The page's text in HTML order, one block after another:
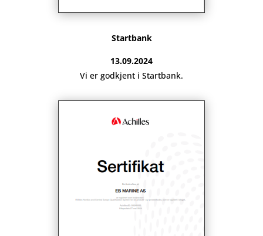
Startbank
13.09.2024
Vi er godkjent i Startbank.